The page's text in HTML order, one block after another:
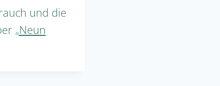
und die
„Neun